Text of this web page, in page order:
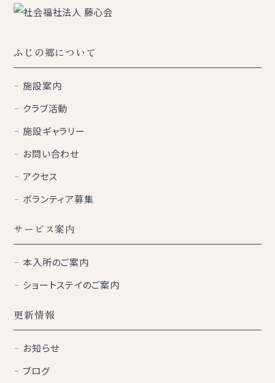
ふじの郷について
施設案内
クラブ活動
施設ギャラリー
お問い合わせ
アクセス
ボランティア募集
サービス案内
本入所のご案内
ショートステイのご案内
更新情報
お知らせ
ブログ